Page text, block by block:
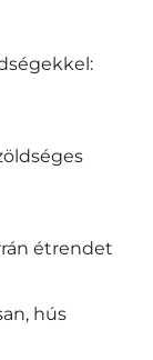
étrendet
hús